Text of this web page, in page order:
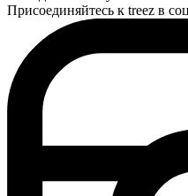
Присоединяйтесь к treez в